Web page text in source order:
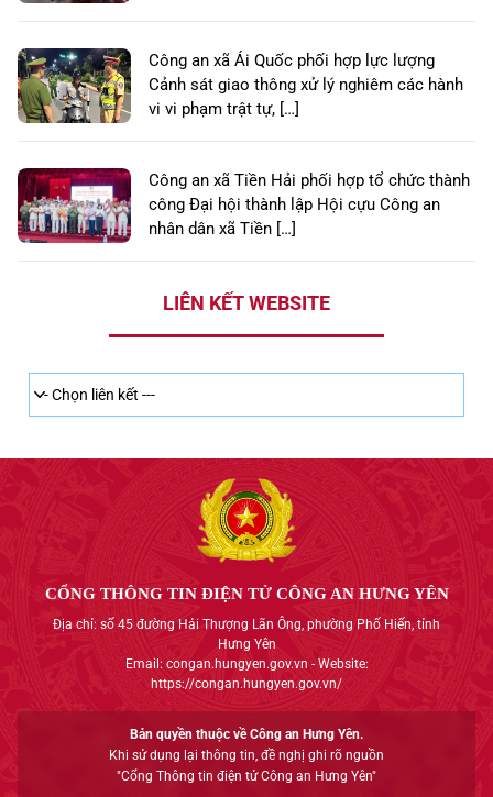
Công an xã Ái Quốc phối hợp lực lượng
Cảnh sát giao thông xử lý nghiêm các hành
vi vi phạm trật tự, […]
Công an xã Tiền Hải phối hợp tổ chức thành
công Đại hội thành lập Hội cựu Công an
nhân dân xã Tiền […]
LIÊN KẾT WEBSITE
CỔNG THÔNG TIN ĐIỆN TỬ CÔNG AN HƯNG YÊN
Địa chỉ: số 45 đường Hải Thượng Lãn Ông, phường Phố Hiến, tỉnh
Hưng Yên
Email: congan.hungyen.gov.vn - Website:
https://congan.hungyen.gov.vn/
Bản quyền thuộc về Công an Hưng Yên.
Khi sử dụng lại thông tin, đề nghị ghi rõ nguồn
"Cổng Thông tin điện tử Công an Hưng Yên"